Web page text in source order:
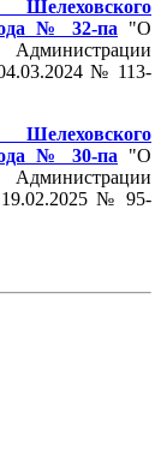
№ 32-па
"О
№ 113-
№ 30-па
"О
19.02.2025 № 95-